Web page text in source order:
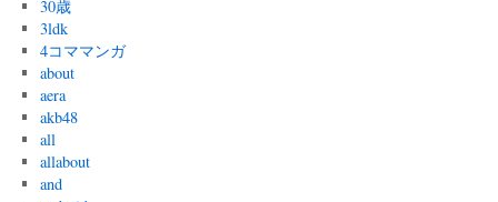
30歳
3ldk
4コママンガ
about
aera
akb48
all
allabout
and